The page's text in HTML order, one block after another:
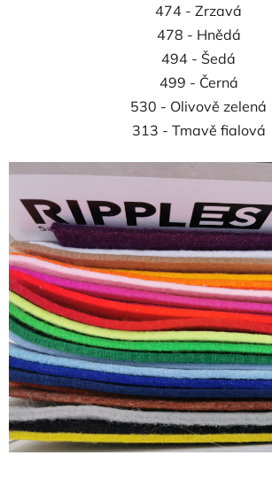
474 - Zrzavá
478 - Hnědá
494 - Šedá
499 - Černá
530 - Olivově zelená
313 - Tmavě fialová